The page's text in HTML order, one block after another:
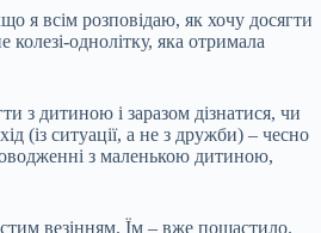
я всім розповідаю, як хочу досягти
однолітку, яка отримала
з дитиною і заразом дізнатися, чи
(із ситуації, а не з дружби) – чесно
з маленькою дитиною,
везінням. Їм – вже пощастило.